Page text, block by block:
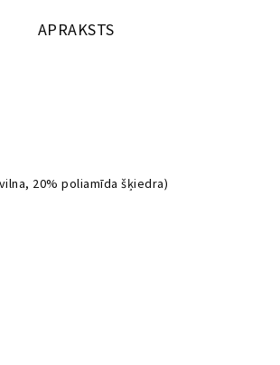
APRAKSTS
20% poliamīda šķiedra)